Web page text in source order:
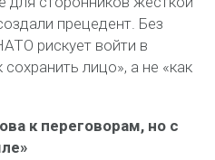
прецедент. Без
рискует войти в
лицо», а не «как
к переговорам, но с